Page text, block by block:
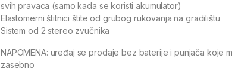
svih pravaca (samo kada se koristi akumulator)
Elastomerni štitnici štite od grubog rukovanja na gradilištu
Sistem od 2 stereo zvučnika
NAPOMENA: uređaj se prodaje bez baterije i punjača koje
zasebno